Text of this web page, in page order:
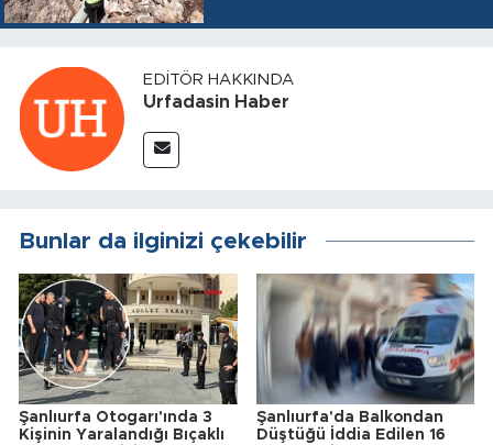
EDITÖR HAKKINDA
Urfadasin Haber
Bunlar da ilginizi çekebilir
Şanlıurfa Otogarı'ında 3
Kişinin Yaralandığı Bıçaklı
Şanlıurfa'da Balkondan
Düştüğü İddia Edilen 16